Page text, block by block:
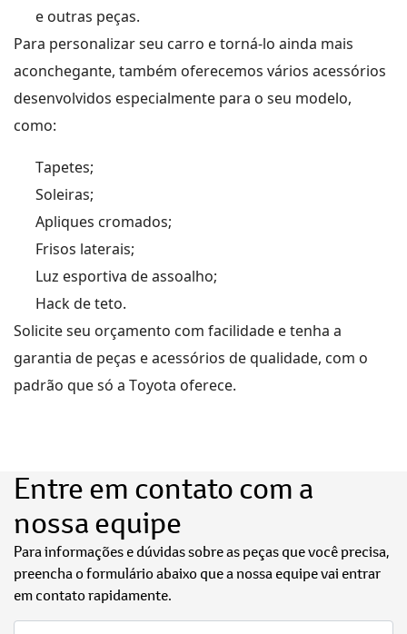
e outras peças.
Para personalizar seu carro e torná-lo ainda mais
aconchegante, também oferecemos vários acessórios
desenvolvidos especialmente para o seu modelo,
como:
Tapetes;
Soleiras;
Apliques cromados;
Frisos laterais;
Luz esportiva de assoalho;
Hack de teto.
Solicite seu orçamento com facilidade e tenha a
garantia de peças e acessórios de qualidade, com o
padrão que só a Toyota oferece.
Entre em contato com a
nossa equipe
Para informações e dúvidas sobre as peças que você precisa,
preencha o formulário abaixo que a nossa equipe vai entrar
em contato rapidamente.